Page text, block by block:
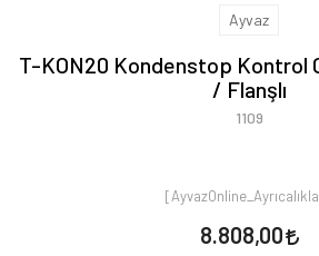
Ayvaz
T-KON20 Kondenstop Kontrol
/ Flanşlı
1109
8.808,00